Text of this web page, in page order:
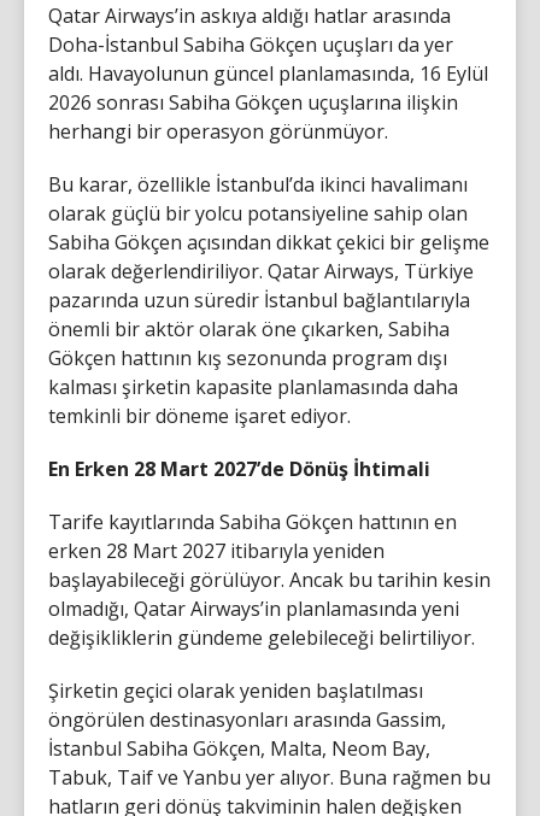
Qatar Airways’in askıya aldığı hatlar arasında
Doha-İstanbul Sabiha Gökçen uçuşları da yer
aldı. Havayolunun güncel planlamasında, 16 Eylül
2026 sonrası Sabiha Gökçen uçuşlarına ilişkin
herhangi bir operasyon görünmüyor.
Bu karar, özellikle İstanbul’da ikinci havalimanı
olarak güçlü bir yolcu potansiyeline sahip olan
Sabiha Gökçen açısından dikkat çekici bir gelişme
olarak değerlendiriliyor. Qatar Airways, Türkiye
pazarında uzun süredir İstanbul bağlantılarıyla
önemli bir aktör olarak öne çıkarken, Sabiha
Gökçen hattının kış sezonunda program dışı
kalması şirketin kapasite planlamasında daha
temkinli bir döneme işaret ediyor.
En Erken 28 Mart 2027’de Dönüş İhtimali
Tarife kayıtlarında Sabiha Gökçen hattının en
erken 28 Mart 2027 itibarıyla yeniden
başlayabileceği görülüyor. Ancak bu tarihin kesin
olmadığı, Qatar Airways’in planlamasında yeni
değişikliklerin gündeme gelebileceği belirtiliyor.
Şirketin geçici olarak yeniden başlatılması
öngörülen destinasyonları arasında Gassim,
İstanbul Sabiha Gökçen, Malta, Neom Bay,
Tabuk, Taif ve Yanbu yer alıyor. Buna rağmen bu
hatların geri dönüş takviminin halen değişken